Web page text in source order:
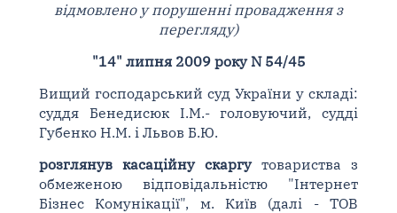
відмовлено у порушенні провадження з
перегляду)
"14" липня 2009 року N 54/45
Вищий господарський суд України у складі:
суддя Бенедисюк І.М.- головуючий, судді
Губенко Н.М. і Львов Б.Ю.
розглянув касаційну скаргутовариства з
обмеженою відповідальністю "Інтернет
Бізнес Комунікації", м. Київ (далі - ТОВ